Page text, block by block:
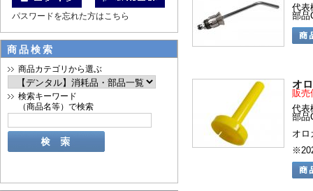
パスワードを忘れた方はこちら
商品検索
商品カテゴリから選ぶ
検索キーワード
（商品名等）で検索
代表
部品
オ
販売
代表
部品
オロ